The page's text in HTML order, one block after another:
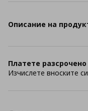
Описание на
Платете
Изчислете вноските си